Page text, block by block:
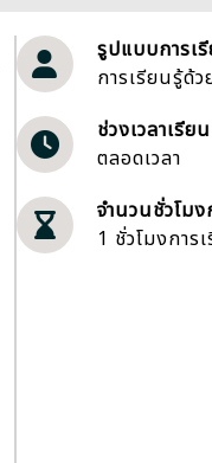
รูปแบบการเ
การเรียนรู้ด้
ช่วงเวลาเรียน
ตลอดเวลา
จำนวนชั่วโม
1 ชั่วโมงการ